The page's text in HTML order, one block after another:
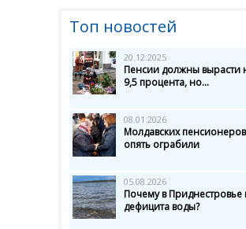
Топ новостей
20.12.2025
Пенсии должны вырасти
9,5 процента, но...
08.01.2026
Молдавских пенсионеров
опять ограбили
05.08.2026
Почему в Приднестровье
дефицита воды?